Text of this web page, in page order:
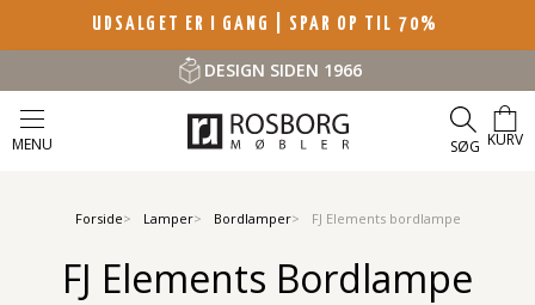
UDSALGET ER I GANG | SPAR OP TIL 70%
DESIGN SIDEN 1966
MENU SØG KURV
Forside Lamper Bordlamper FJ Elements bordlampe
FJ Elements Bordlampe